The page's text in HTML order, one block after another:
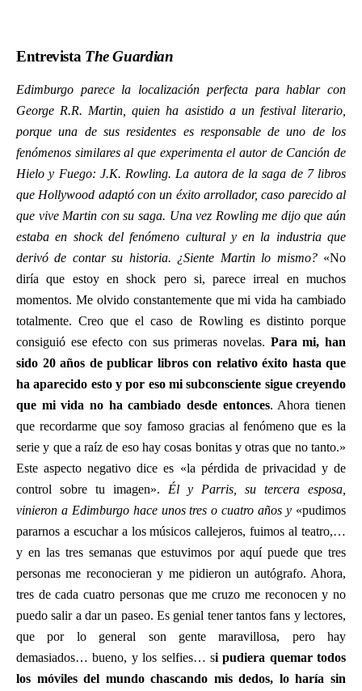
Entrevista The Guardian
Edimburgo parece la localización perfecta para hablar con
George R.R. Martin, quien ha asistido a un festival literario,
porque una de sus residentes es responsable de uno de los
fenómenos similares al que experimenta el autor de Canción de
Hielo y Fuego: J.K. Rowling. La autora de la saga de 7 libros
que Hollywood adaptó con un éxito arrollador, caso parecido al
que vive Martin con su saga. Una vez Rowling me dijo que aún
estaba en shock del fenómeno cultural y en la industria que
derivó de contar su historia. ¿Siente Martin lo mismo?«No
diría que estoy en shock pero si, parece irreal en muchos
momentos. Me olvido constantemente que mi vida ha cambiado
totalmente. Creo que el caso de Rowling es distinto porque
consiguió ese efecto con sus primeras novelas. Para mi, han
sido 20 años de publicar libros con relativo éxito hasta que
ha aparecido esto y por eso mi subconsciente sigue creyendo
que mi vida no ha cambiado desde entonces. Ahora tienen
que recordarme que soy famoso gracias al fenómeno que es la
serie y que a raíz de eso hay cosas bonitas y otras que no tanto.»
Este aspecto negativo dice es «la pérdida de privacidad y de
control sobre tu imagen». Él y Parris, su tercera esposa,
vinieron a Edimburgo hace unos tres o cuatro años y «pudimos
pararnos a escuchar a los músicos callejeros, fuimos al teatro,…
y en las tres semanas que estuvimos por aquí puede que tres
personas me reconocieran y me pidieron un autógrafo. Ahora,
tres de cada cuatro personas que me cruzo me reconocen y no
puedo salir a dar un paseo. Es genial tener tantos fans y lectores,
que por lo general son gente maravillosa, pero hay
demasiados… bueno, y los selfies… si pudiera quemar todos
los móviles del mundo chascando mis dedos, lo haría sin